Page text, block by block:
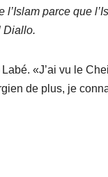
parce que
Diallo.
«J’ai vu le
de plus, je